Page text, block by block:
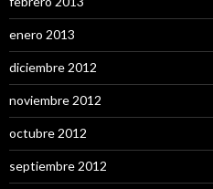
enero 2013
diciembre 2012
noviembre 2012
octubre 2012
septiembre 2012